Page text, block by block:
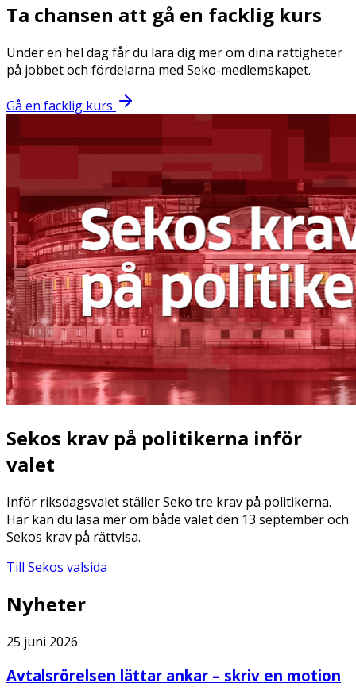
Ta chansen att gå en facklig kurs
Under en hel dag får du lära dig mer om dina rättigheter
på jobbet och fördelarna med Seko-medlemskapet.
Gå en facklig kurs
Sekos krav på politikerna inför
valet
Inför riksdagsvalet ställer Seko tre krav på politikerna.
Här kan du läsa mer om både valet den 13 september och
Sekos krav på rättvisa.
Till Sekos valsida
Nyheter
25 juni 2026
Avtalsrörelsen lättar ankar – skriv en motion